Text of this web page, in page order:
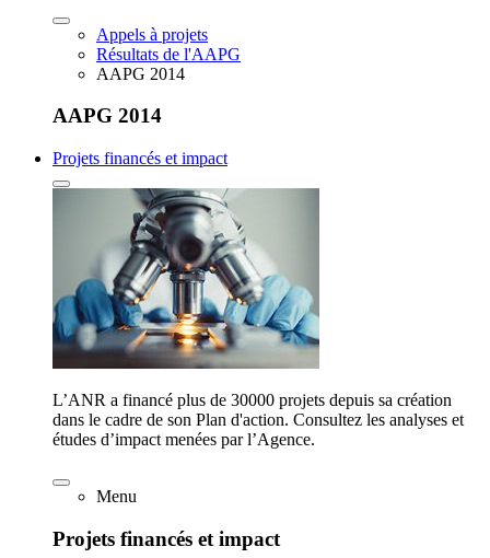
Appels à projets
Résultats de l'AAPG
AAPG 2014
AAPG 2014
Projets financés et impact
L’ANR a financé plus de 30000 projets depuis sa création
dans le cadre de son Plan d'action. Consultez les analyses et
études d’impact menées par l’Agence.
Menu
Projets financés et impact